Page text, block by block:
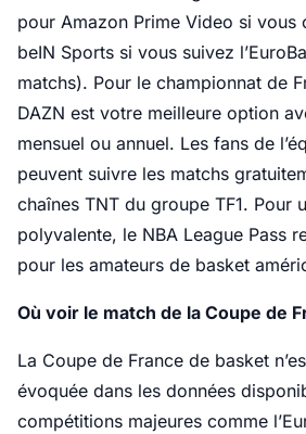
pour Amazon Prime Video si vous
beIN Sports si vous suivez
matchs). Pour le championnat de
DAZN est votre meilleure option
mensuel ou annuel. Les fans de
peuvent suivre les matchs
chaînes TNT du groupe TF1. Pour
polyvalente, le NBA League Pass
pour les amateurs de basket
Où voir le match de la Coupe de
La Coupe de France de basket
évoquée dans les données
compétitions majeures comme